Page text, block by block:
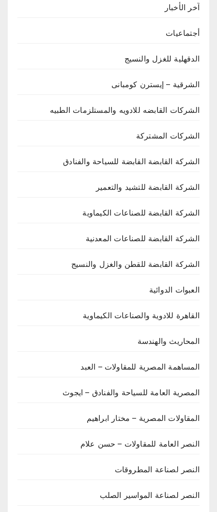
آخر الأخبار
أجتماعيات
الدقهلية للغزل والنسيج
الشرقية – إيسترن كومبانى
الشركات القابضه للادويه والمستلزمات الطبيه
الشركات المشتركة
الشركة القابضة القابضة للسياحة والفنادق
الشركة القابضة للتشيد والتعمير
الشركة القابضة للصناعات الكيماوية
الشركة القابضة للصناعات المعدنية
الشركة القابضة للقطن والغزل والنسيج
العبوات الدوائية
القاهرة للادوية والصناعات الكيماوية
المحاريث والهندسة
المساهمة المصرية للمقاولات – العبد
المصرية العامة للسياحة والفنادق – ايجوث
المقاولات المصرية – مختار ابراهيم
النصر العامة للمقاولات – حسن علام
النصر لصناعة المطروقات
النصر لصناعة المواسير الصلب